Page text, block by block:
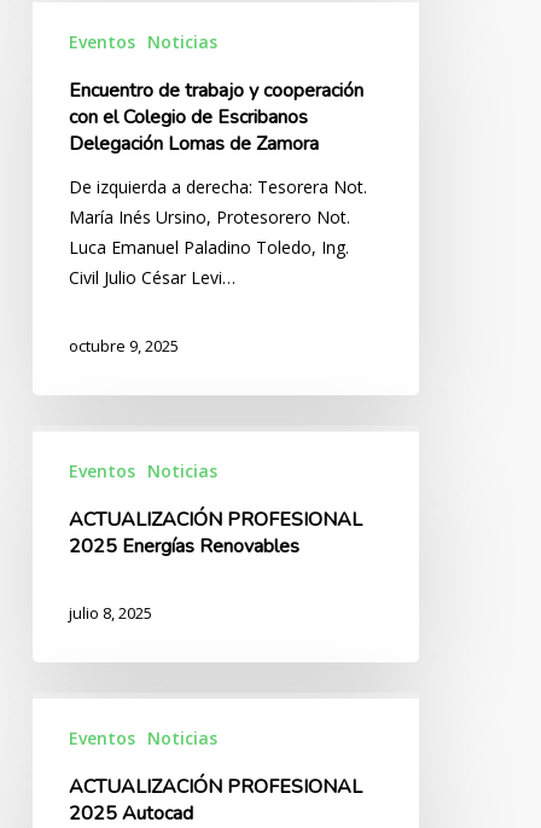
Encuentro
cooperación
Colegio
Escribanos
Lomas
Zamora
Eventos Noticias
Encuentro de trabajo y cooperación
con el Colegio de Escribanos
Delegación Lomas de Zamora
De izquierda a derecha: Tesorera Not.
María Inés Ursino, Protesorero Not.
Luca Emanuel Paladino Toledo, Ing.
Civil Julio César Levi…
octubre 9, 2025
ACTUALIZACIÓN
PROFESIONAL
Energías
Renovables
Eventos Noticias
ACTUALIZACIÓN PROFESIONAL
2025 Energías Renovables
julio 8, 2025
ACTUALIZACIÓN
PROFESIONAL
Autocad
Eventos Noticias
ACTUALIZACIÓN PROFESIONAL
2025 Autocad